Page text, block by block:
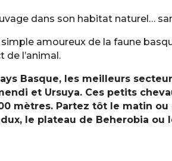
dans son habitat naturel…
amoureux de la faune
l’animal.
Basque, les meilleurs
et Ursuya. Ces petits
mètres. Partez tôt le matin
le plateau de Beherobia ou